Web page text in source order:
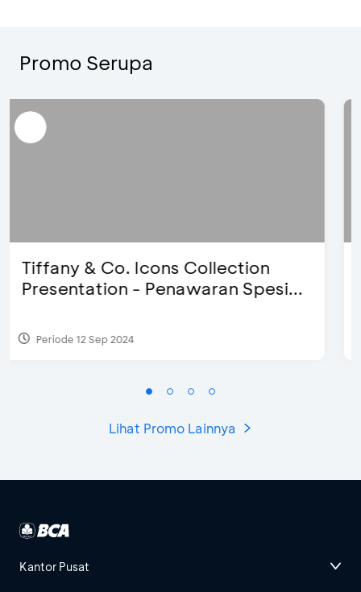
Promo Serupa
Blink Beauty Clinic - Diskon 25% &
Special Bonus
Periode 27 Mar 2025 - 31 Agt 2026
Lihat Promo Lainnya
Kantor Pusat